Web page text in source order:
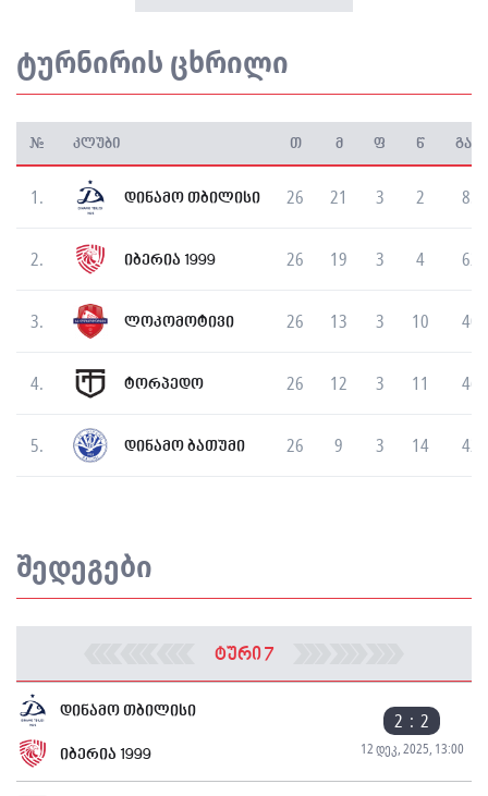
ტურნირის ცხრილი
# კლუბი თ მ ფ წ გატ.
1. დინამო თბილისი 26 21 3 2 85
2. იბერია 1999 26 19 3 4 62
3. ლოკომოტივი 26 13 3 10 40
4. ტორპედო 26 12 3 11 46
5. დინამო ბათუმი 26 9 3 14 42
შედეგები
ტური 7
დინამო თბილისი 2 : 2
12 დეკ, 2025, 13:00
იბერია 1999